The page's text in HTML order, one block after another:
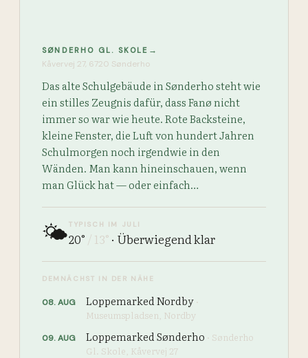
SØNDERHO GL. SKOLE →
Kåvervej 27, 6720 Sønderho
Das alte Schulgebäude in Sønderho steht wie
ein stilles Zeugnis dafür, dass Fanø nicht
immer so war wie heute. Rote Backsteine,
kleine Fenster, die Luft von hundert Jahren
Schulmorgen noch irgendwie in den
Wänden. Man kann hineinschauen, wenn
man Glück hat — oder einfach…
🌤️TYPISCH IM JULI
20° / 13° · Überwiegend klar
DEMNÄCHST IN DER NÄHE
08.AUG Loppemarked Nordby ·
Museumspladsen, Nordby
09.AUG Loppemarked Sønderho · Sønderho
Gl. Skole, Kåvervej 27